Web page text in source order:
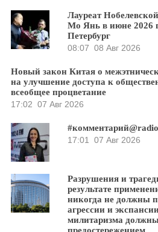
Лауреат
Мо Янь в июне 2026
Петербург
08:07 08 Авг 2026
Новый закон Китая о
на улучшение доступа к
всеобщее процветание
17:02 07 Авг 2026
17:01 07 Авг 2026
Разрушения и
результате
никогда не должны
агрессии и
милитаризма